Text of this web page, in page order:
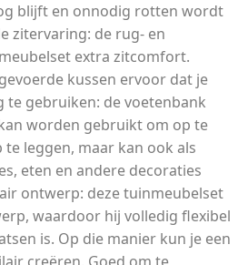
blijft en onnodig rotten wordt
zitervaring: de rug- en
extra zitcomfort.
kussen ervoor dat je
te gebruiken: de voetenbank
worden gebruikt om op te
leggen, maar kan ook als
eten en andere decoraties
ontwerp: deze tuinmeubelset
waardoor hij volledig flexibel
is. Op die manier kun je een